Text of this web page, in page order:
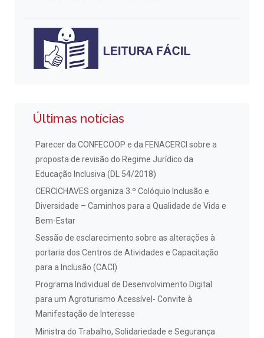
Últimas notícias
Parecer da CONFECOOP e da FENACERCI sobre a
proposta de revisão do Regime Jurídico da
Educação Inclusiva (DL 54/2018)
CERCICHAVES organiza 3.º Colóquio Inclusão e
Diversidade – Caminhos para a Qualidade de Vida e
Bem-Estar
Sessão de esclarecimento sobre as alterações à
portaria dos Centros de Atividades e Capacitação
para a Inclusão (CACI)
Programa Individual de Desenvolvimento Digital
para um Agroturismo Acessível- Convite à
Manifestação de Interesse
Ministra do Trabalho, Solidariedade e Segurança